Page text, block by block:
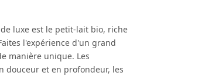
luxe est le petit-lait bio, riche
l'expérience d'un grand
manière unique. Les
douceur et en profondeur, les